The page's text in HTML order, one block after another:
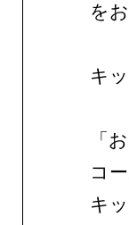
を
キ
「
コ
キ